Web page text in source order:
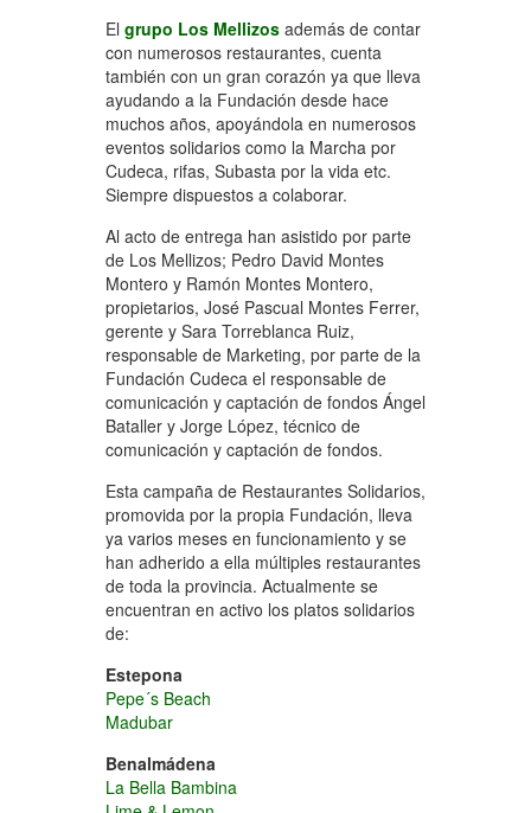
El grupo Los Mellizos además de contar
con numerosos restaurantes, cuenta
también con un gran corazón ya que lleva
ayudando a la Fundación desde hace
muchos años, apoyándola en numerosos
eventos solidarios como la Marcha por
Cudeca, rifas, Subasta por la vida etc.
Siempre dispuestos a colaborar.
Al acto de entrega han asistido por parte
de Los Mellizos; Pedro David Montes
Montero y Ramón Montes Montero,
propietarios, José Pascual Montes Ferrer,
gerente y Sara Torreblanca Ruiz,
responsable de Marketing, por parte de la
Fundación Cudeca el responsable de
comunicación y captación de fondos Ángel
Bataller y Jorge López, técnico de
comunicación y captación de fondos.
Esta campaña de Restaurantes Solidarios,
promovida por la propia Fundación, lleva
ya varios meses en funcionamiento y se
han adherido a ella múltiples restaurantes
de toda la provincia. Actualmente se
encuentran en activo los platos solidarios
de:
Estepona
Pepe´s Beach
Madubar
Benalmádena
La Bella Bambina